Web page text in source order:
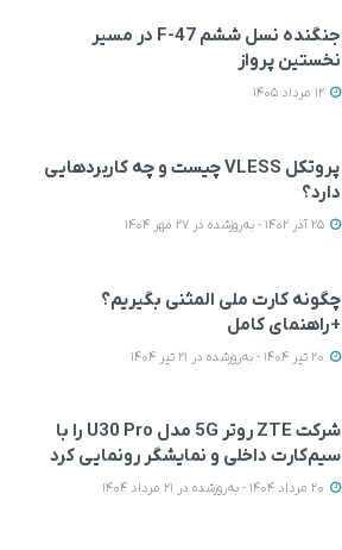
جنگنده نسل ششم F-47 در مسیر
نخستین پرواز
پروتکل VLESS چیست و چه کاربردهایی
دارد؟
چگونه کارت ملی المثنی بگیریم؟
+راهنمای کامل
شرکت ZTE روتر 5G مدل U30 Pro را با
سیم‌کارت داخلی و نمایشگر رونمایی کرد